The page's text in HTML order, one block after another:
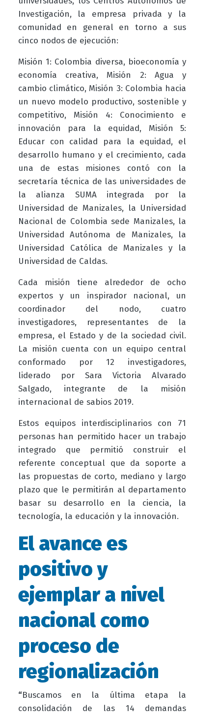
Investigación, la empresa privada y la
comunidad en general en torno a sus
cinco nodos de ejecución:
Misión 1: Colombia diversa, bioeconomía y
economía creativa, Misión 2: Agua y
cambio climático, Misión 3: Colombia hacia
un nuevo modelo productivo, sostenible y
competitivo, Misión 4: Conocimiento e
innovación para la equidad, Misión 5:
Educar con calidad para la equidad, el
desarrollo humano y el crecimiento, cada
una de estas misiones contó con la
secretaría técnica de las universidades de
la alianza SUMA integrada por la
Universidad de Manizales, la Universidad
Nacional de Colombia sede Manizales, la
Universidad Autónoma de Manizales, la
Universidad Católica de Manizales y la
Universidad de Caldas.
Cada misión tiene alrededor de ocho
expertos y un inspirador nacional, un
coordinador del nodo, cuatro
investigadores, representantes de la
empresa, el Estado y de la sociedad civil.
La misión cuenta con un equipo central
conformado por 12 investigadores,
liderado por Sara Victoria Alvarado
Salgado, integrante de la misión
internacional de sabios 2019.
Estos equipos interdisciplinarios con 71
personas han permitido hacer un trabajo
integrado que permitió construir el
referente conceptual que da soporte a
las propuestas de corto, mediano y largo
plazo que le permitirán al departamento
basar su desarrollo en la ciencia, la
tecnología, la educación y la innovación.
El avance es
positivo y
ejemplar a nivel
nacional como
proceso de
regionalización
“Buscamos en la última etapa la
consolidación de las 14 demandas